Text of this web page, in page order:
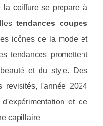
coiffure se prépare à
tendances coupes
icônes de la mode et
tendances promettent
et du style. Des
revisités, l'année 2024
et de
capillaire.